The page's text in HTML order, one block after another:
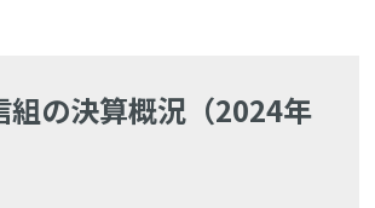
組の決算概況（2024年